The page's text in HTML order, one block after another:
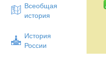
Всеобщая
история
История
России